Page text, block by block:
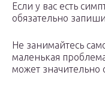
Если у вас есть
обязательно
Не занимайтесь
маленькая
может